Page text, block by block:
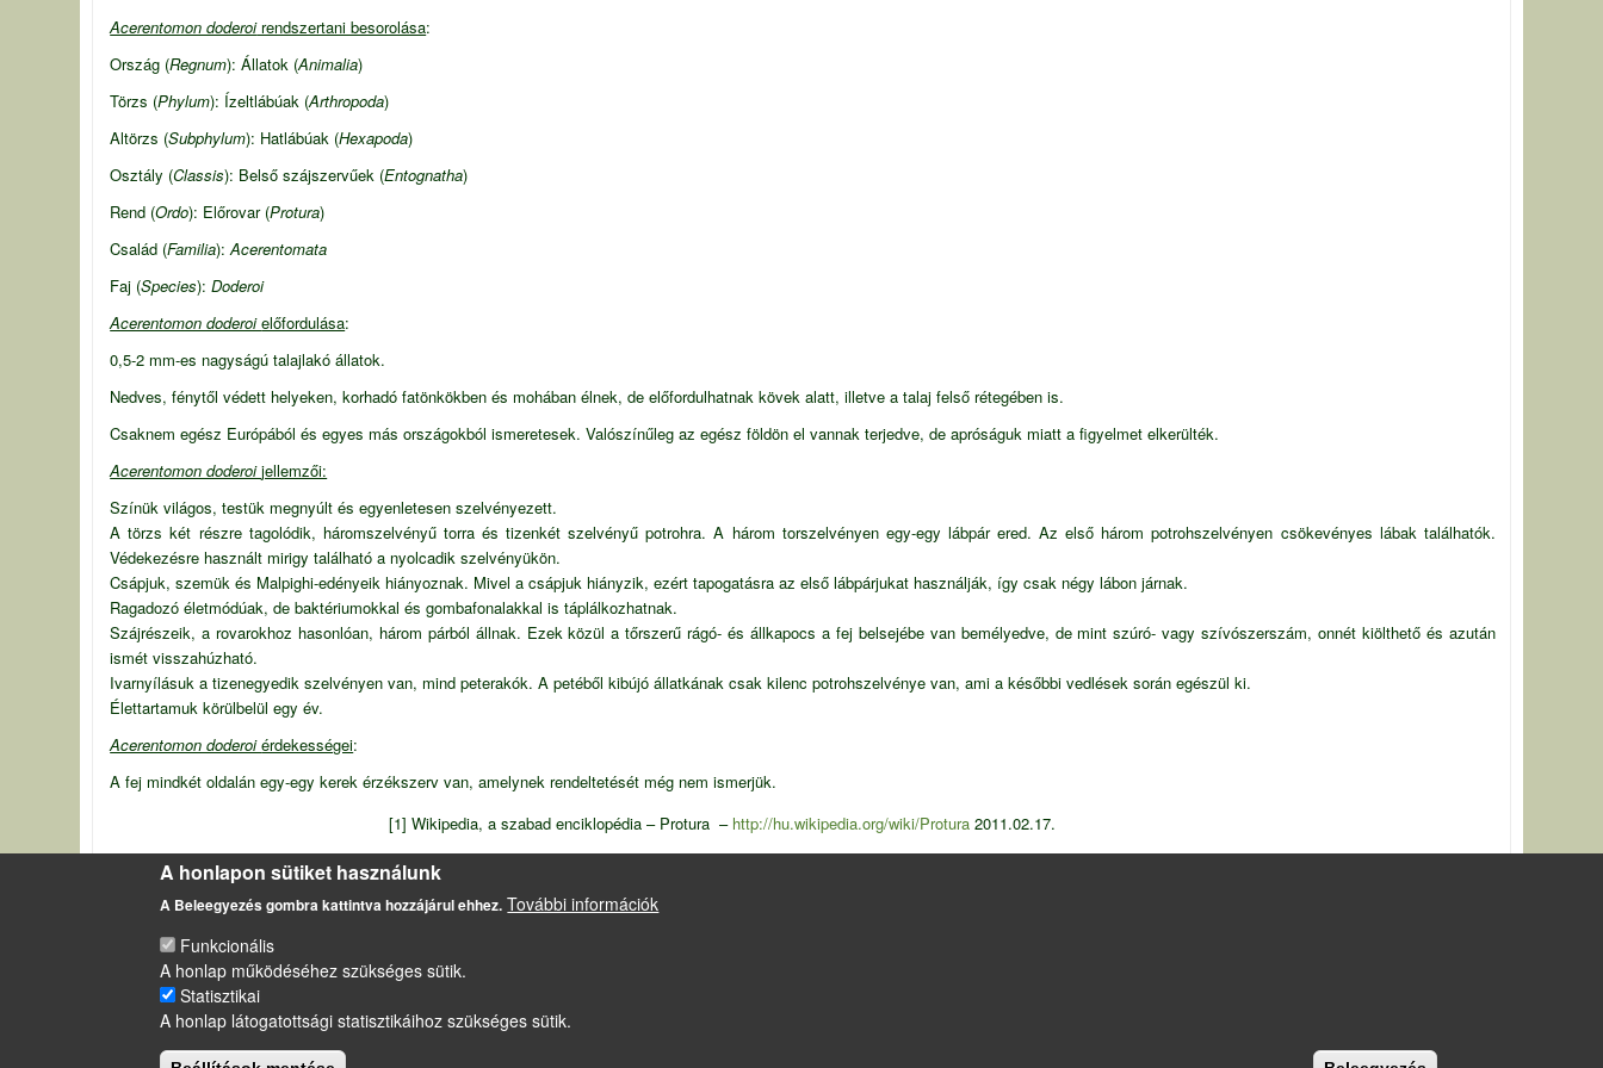
Acerentomon doderoirendszertani besorolása:
Ország (Regnum): Állatok (Animalia)
Törzs (Phylum): Ízeltlábúak (Arthropoda)
Altörzs (Subphylum): Hatlábúak (Hexapoda)
Osztály (Classis): Belső szájszervűek (Entognatha)
Rend (Ordo): Előrovar (Protura)
Család (Familia):Acerentomata
Faj (Species):Doderoi
Acerentomon doderoielőfordulása:
0,5-2 mm-es nagyságú talajlakó állatok.
Nedves, fénytől védett helyeken, korhadó fatönkökben és mohában élnek, de előfordulhatnak kövek alatt, illetve a talaj felső rétegében is.
Csaknem egész Európából és egyes más országokból ismeretesek. Valószínűleg az egész földön el vannak terjedve, de apróságuk miatt a figyelmet elkerülték.
Acerentomon doderoijellemzői:
Színük világos, testük megnyúlt és egyenletesen szelvényezett.
A törzs két részre tagolódik, háromszelvényű torra és tizenkét szelvényű potrohra. A három torszelvényen egy-egy lábpár ered. Az első három potrohszelvényen csökevényes lábak találhatók.
Védekezésre használt mirigy található a nyolcadik szelvényükön.
Csápjuk, szemük és Malpighi-edényeik hiányoznak. Mivel a csápjuk hiányzik, ezért tapogatásra az első lábpárjukat használják, így csak négy lábon járnak.
Ragadozó életmódúak, de baktériumokkal és gombafonalakkal is táplálkozhatnak.
Szájrészeik, a rovarokhoz hasonlóan, három párból állnak. Ezek közül a tőrszerű rágó- és állkapocs a fej belsejébe van bemélyedve, de mint szúró- vagy szívószerszám, onnét kiölthető és azután
ismét visszahúzható.
Ivarnyílásuk a tizenegyedik szelvényen van, mind peterakók. A petéből kibújó állatkának csak kilenc potrohszelvénye van, ami a későbbi vedlések során egészül ki.
Élettartamuk körülbelül egy év.
Acerentomon doderoiérdekességei:
A fej mindkét oldalán egy-egy kerek érzékszerv van, amelynek rendeltetését még nem ismerjük.
Szerző által felhasznált források
[1] Wikipedia, a szabad enciklopédia – Protura – http://hu.wikipedia.org/wiki/Protura 2011.02.17.
[2] Brehm: Az állatok világa –http://mek.niif.hu/03400/03408/html/2635.html2011.02.17.
Talajban élő előrovarok (Protura)
LÁBLÉC
Impresszum
Sütikezelési szabályzat
A honlapon sütiket használunk
A Beleegyezés gombra kattintva hozzájárul ehhez. További információk
Funkcionális
A honlap működéséhez szükséges sütik.
Statisztikai
A honlap látogatottsági statisztikáihoz szükséges sütik.